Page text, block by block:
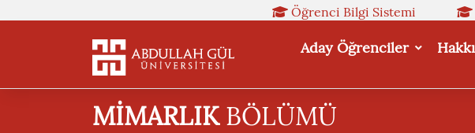
Öğrenci Bilgi Sistemi
Aday Öğrenciler
MİMARLIK BÖLÜMÜ